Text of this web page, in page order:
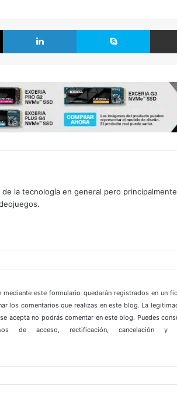
X LinkedIn Skype
de la tecnología en general pero
este formulario quedarán registrados en un
los comentarios que realizas en este blog. La
acepta no podrás comentar en este blog. Puedes
de acceso, rectificación, cancelación y